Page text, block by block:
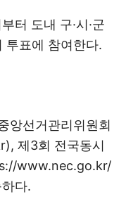
터 도내 구·시·군
투표에 참여한다.
앙선거관리위원회
제3회 전국동시
www.nec.go.kr/
다.